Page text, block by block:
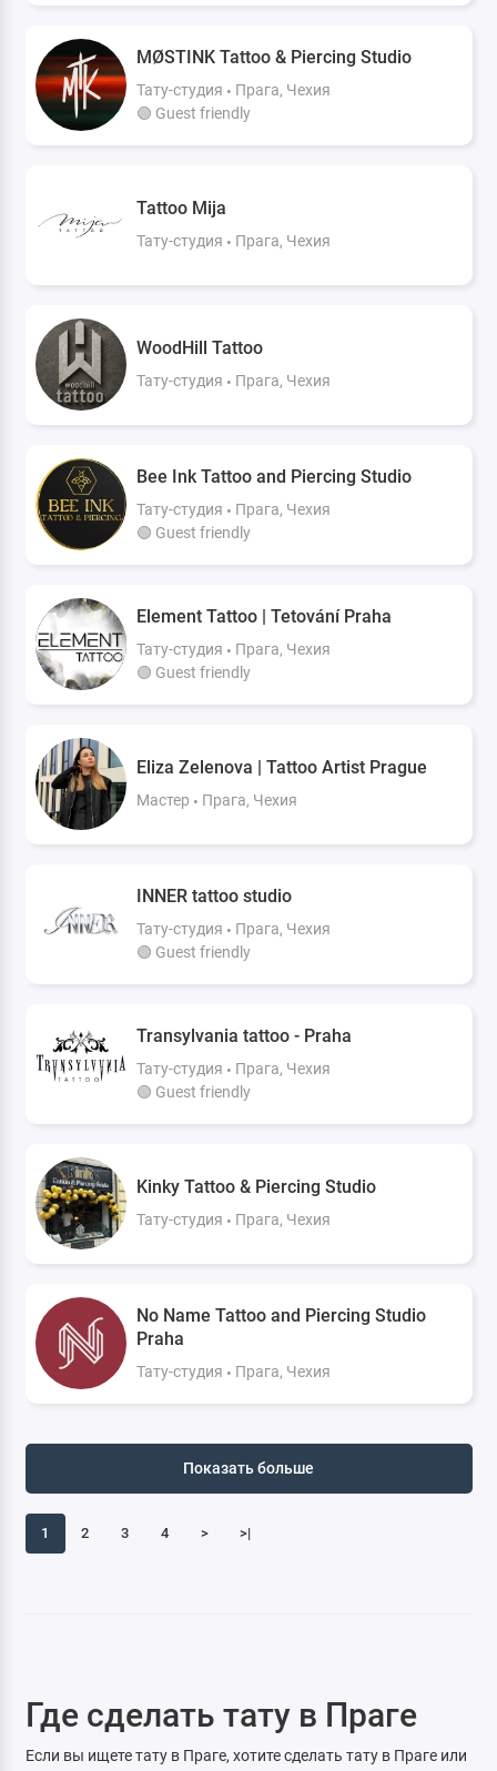
MØSTINK Tattoo & Piercing Studio
Тату-студия
Прага, Чехия
🟢 Guest friendly
Tattoo Mija
Тату-студия Прага, Чехия
WoodHill Tattoo
Тату-студия Прага, Чехия
Bee Ink Tattoo and Piercing Studio
Тату-студия
Прага, Чехия
🟢 Guest friendly
Element Tattoo | Tetování Praha
Тату-студия
Прага, Чехия
🟢 Guest friendly
Eliza Zelenova | Tattoo Artist Prague
Мастер Прага, Чехия
INNER tattoo studio
Тату-студия
Прага, Чехия
🟢 Guest friendly
Transylvania tattoo - Praha
Тату-студия
Прага, Чехия
🟢 Guest friendly
Kinky Tattoo & Piercing Studio
Тату-студия Прага, Чехия
No Name Tattoo and Piercing Studio
Praha
Тату-студия Прага, Чехия
1 2 3 4 > >|
Показать больше
Где сделать тату в Праге
Если вы ищете тату в Праге, хотите сделать тату в Праге или